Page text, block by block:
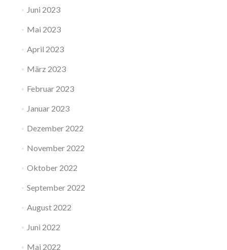
Juni 2023
Mai 2023
April 2023
März 2023
Februar 2023
Januar 2023
Dezember 2022
November 2022
Oktober 2022
September 2022
August 2022
Juni 2022
Mai 2022